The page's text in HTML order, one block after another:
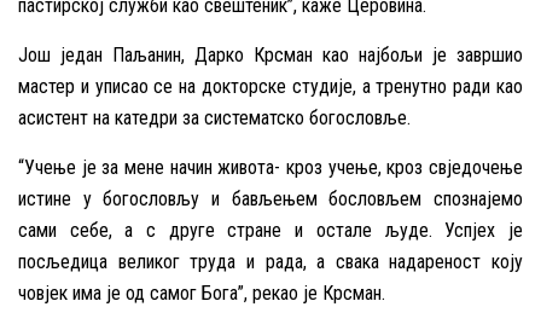
пастирској служби као свештеник”, каже Церовина.
Још један Паљанин, Дарко Крсман као најбољи је завршио
мастер и уписао се на докторске студије, а тренутно ради као
асистент на катедри за систематско богословље.
“Учење је за мене начин живота- кроз учење, кроз свједочење
истине у богословљу и бављењем бословљем спознајемо
сами себе, а с друге стране и остале људе. Успјех је
посљедица великог труда и рада, а свака надареност коју
човјек има је од самог Бога”, рекао је Крсман.